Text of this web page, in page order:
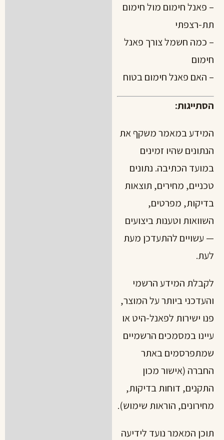
– פאנל חימום מול חימום
תת-רצפתי
– כמה חשמל צורך פאנל
חימום
– האם פאנל חימום בטוח
הסתייגות:
המידע במאמר משקף את
הנתונים שהיו זמינים
במועד הכתיבה. נתונים
טכניים, מחירים, תוצאות
בדיקות, מפרטים,
השוואות וטענות ביצועים
— עשויים להתעדכן מעת
לעת.
לקבלת המידע הרשמי
והעדכני ביותר על המוצר,
פנו ישירות לפאנל-היט או
עיינו במסמכים הרשמיים
שמתפרסמים באתר
החברה (אישור מכון
התקנים, דוחות בדיקות,
מחירונים, הוראות שימוש).
תוכן המאמר נועד לידיעה